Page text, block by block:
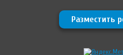
Разместить